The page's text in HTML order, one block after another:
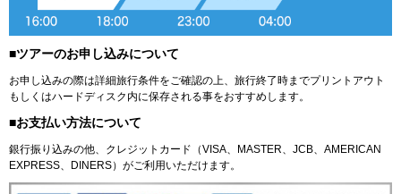
■ツアーのお申し込みについて
お申し込みの際は詳細旅行条件をご確認の上、旅行終了時までプリントアウト
もしくはハードディスク内に保存される事をおすすめします。
■お支払い方法について
銀行振り込みの他、クレジットカード（VISA、MASTER、JCB、AMERICAN
EXPRESS、DINERS）がご利用いただけます。